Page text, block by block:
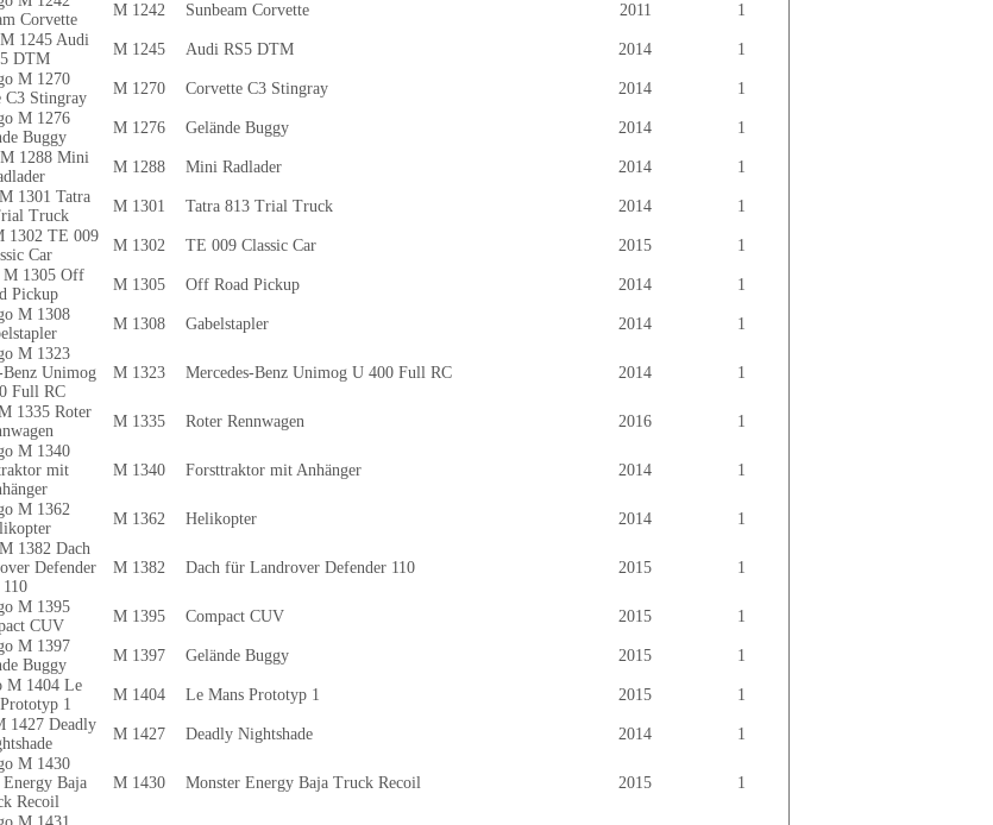
M 1242 Sunbeam Corvette 2011 1
M 1245 Audi RS5 DTM 2014 1
M 1270 Corvette C3 Stingray 2014 1
M 1276 Gelände Buggy 2014 1
M 1288 Mini Radlader 2014 1
M 1301 Tatra 813 Trial Truck 2014 1
M 1302 TE 009 Classic Car 2015 1
M 1305 Off Road Pickup 2014 1
M 1308 Gabelstapler 2014 1
M 1323 Mercedes-Benz Unimog U 400 Full RC 2014 1
M 1335 Roter Rennwagen 2016 1
M 1340 Forsttraktor mit Anhänger 2014 1
M 1362 Helikopter 2014 1
M 1382 Dach für Landrover Defender 110 2015 1
M 1395 Compact CUV 2015 1
M 1397 Gelände Buggy 2015 1
M 1404 Le Mans Prototyp 1 2015 1
M 1427 Deadly Nightshade 2014 1
M 1430 Monster Energy Baja Truck Recoil 2015 1